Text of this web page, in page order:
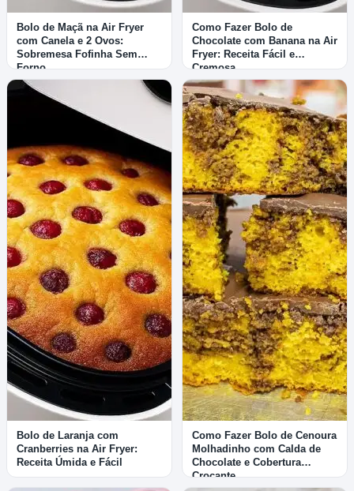
Bolo de Maçã na Air Fryer
com Canela e 2 Ovos:
Sobremesa Fofinha Sem
Forno
Como Fazer Bolo de
Chocolate com Banana na Air
Fryer: Receita Fácil e
Cremosa
Bolo de Laranja com
Cranberries na Air Fryer:
Receita Úmida e Fácil
Como Fazer Bolo de Cenoura
Molhadinho com Calda de
Chocolate e Cobertura
Crocante